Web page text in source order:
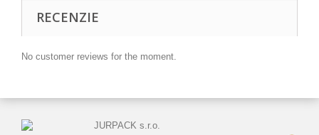
RECENZIE
No customer reviews for the moment.